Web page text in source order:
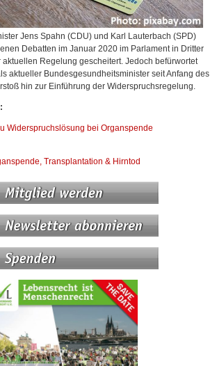
Jens Spahn (CDU) und Karl Lauterbach (SPD)
Debatten im Januar 2020 im Parlament in Dritter
aktuellen Regelung gescheitert. Jedoch befürwortet
aktueller Bundesgesundheitsminister seit Anfang des
hin zur Einführung der Widerspruchsregelung.
Widerspruchslösung bei Organspende
Transplantation & Hirntod